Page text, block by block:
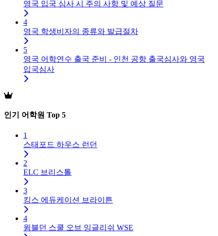
영국 입국 심사 시 주의 사항 및 예상 질문
4
영국 학생비자의 종류와 발급절차
5
영국 어학연수 출국 준비 - 인천 공항 출국심사와 영국
입국심사
인기 어학원 Top 5
1
스태포드 하우스 런던
2
ELC 브리스톨
3
킹스 에듀케이션 브라이튼
4
윔블던 스쿨 오브 잉글리쉬 WSE